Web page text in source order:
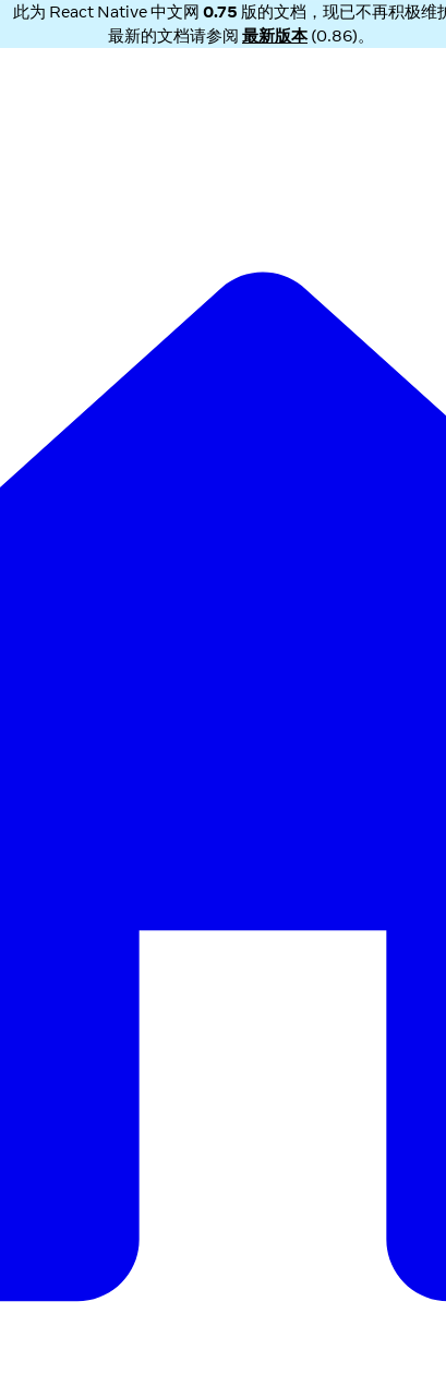
此为 React Native 中文网 0.75 版的文档，现已不再积极维
最新的文档请参阅 最新版本(0.86)。